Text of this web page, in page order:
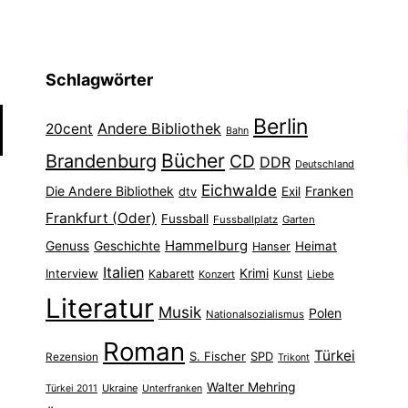
Schlagwörter
20cent Andere Bibliothek Bahn Berlin
Brandenburg Bücher CD DDR Deutschland
Die Andere Bibliothek dtv Eichwalde Exil Franken
Frankfurt (Oder) Fussball Fussballplatz Garten
Genuss Geschichte Hammelburg Hanser Heimat
Interview Italien Kabarett Konzert Krimi Kunst Liebe
Literatur Musik Nationalsozialismus Polen
Rezension Roman S. Fischer SPD Trikont Türkei
Türkei 2011 Ukraine Unterfranken Walter Mehring